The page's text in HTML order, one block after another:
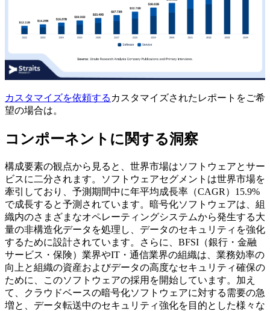
カスタマイズを依頼する カスタマイズされたレポートをご希
望の場合は。
コンポーネントに関する洞察
構成要素の観点から見ると、世界市場はソフトウェアとサー
ビスに二分されます。ソフトウェアセグメントは世界市場を
牽引しており、予測期間中に年平均成長率（CAGR）15.9%
で成長すると予測されています。暗号化ソフトウェアは、組
織内のさまざまなオペレーティングシステムから発生する大
量の非構造化データを処理し、データのセキュリティを強化
するために設計されています。さらに、BFSI（銀行・金融
サービス・保険）業界やIT・通信業界の組織は、業務効率の
向上と組織の資産およびデータの高度なセキュリティ確保の
ために、このソフトウェアの採用を開始しています。加え
て、クラウドベースの暗号化ソフトウェアに対する需要の急
増と、データ転送中のセキュリティ強化を目的とした様々な